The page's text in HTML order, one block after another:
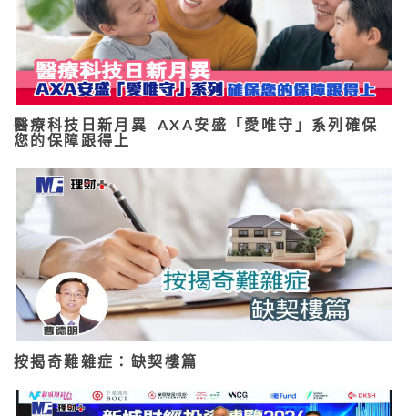
醫療科技日新月異 AXA安盛「愛唯守」系列確保
您的保障跟得上
按揭奇難雜症：缺契樓篇